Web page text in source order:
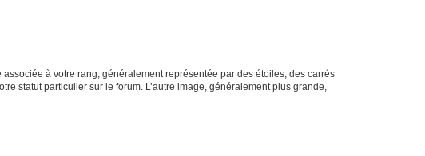
à votre rang, généralement représentée par des étoiles, des carrés
statut particulier sur le forum. L’autre image, généralement plus grande,